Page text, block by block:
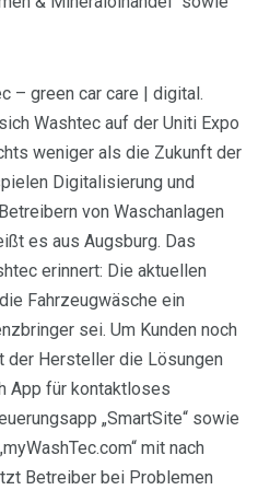
– green car care | digital.
Washtec auf der Uniti Expo
weniger als die Zukunft der
Digitalisierung und
von Waschanlagen
es aus Augsburg. Das
erinnert: Die aktuellen
Fahrzeugwäsche ein
sei. Um Kunden noch
Hersteller die Lösungen
App für kontaktloses
„SmartSite“ sowie
mit nach
Betreiber bei Problemen